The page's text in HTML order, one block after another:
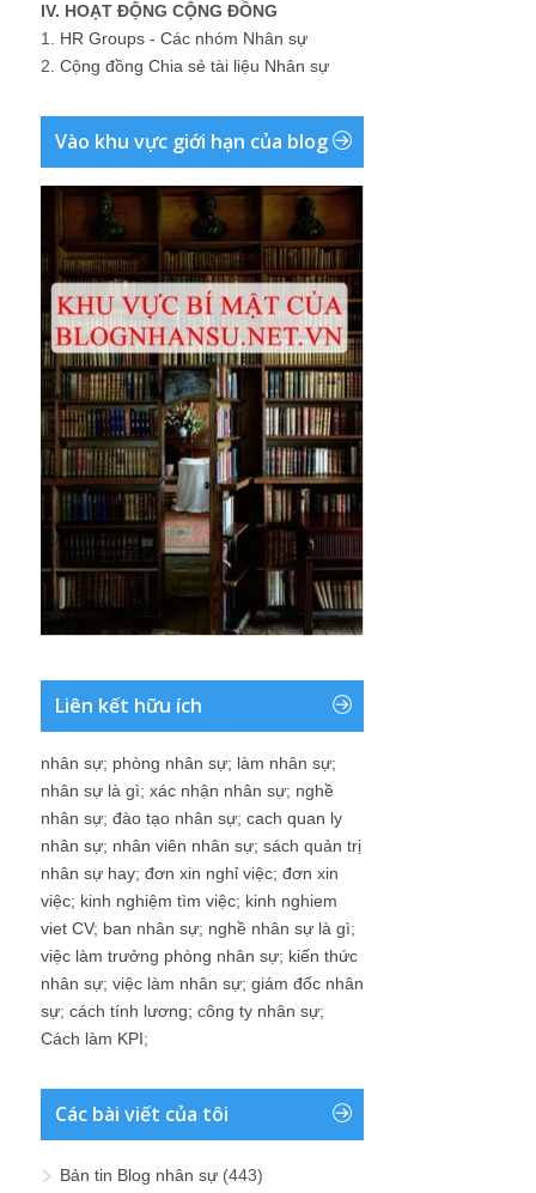
IV. HOẠT ĐỘNG CỘNG ĐỒNG
1. HR Groups - Các nhóm Nhân sự
2. Cộng đồng Chia sẻ tài liệu Nhân sự
Vào khu vực giới hạn của blog
Liên kết hữu ích
nhân sự; phòng nhân sự; làm nhân sự;
nhân sự là gì; xác nhận nhân sự; nghề
nhân sự; đào tạo nhân sự; cach quan ly
nhân sự; nhân viên nhân sự; sách quản trị
nhân sự hay; đơn xin nghỉ việc; đơn xin
việc; kinh nghiệm tìm việc; kinh nghiem
viet CV; ban nhân sự; nghề nhân sự là gì;
việc làm trưởng phòng nhân sự; kiến thức
nhân sự; việc làm nhân sự; giám đốc nhân
sự; cách tính lương; công ty nhân sự;
Cách làm KPI;
Các bài viết của tôi
Bản tin Blog nhân sự (443)